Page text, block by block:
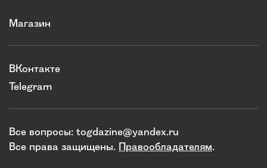
Магазин
ВКонтакте
Telegram
Все вопросы: togdazine@yandex.ru
Все права защищены. Правообладателям.